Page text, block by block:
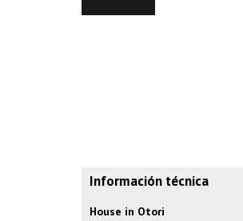
Información técnica
House in Otori